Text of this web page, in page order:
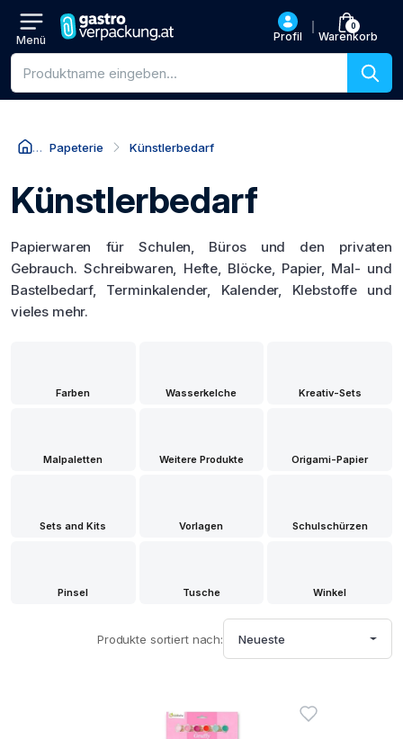
Menü Profil
0
Warenkorb
Produktsuche
Papeterie Künstlerbedarf
Künstlerbedarf
Papierwaren für Schulen, Büros und den privaten
Gebrauch. Schreibwaren, Hefte, Blöcke, Papier, Mal- und
Bastelbedarf, Terminkalender, Kalender, Klebstoffe und
vieles mehr.
Farben Wasserkelche Kreativ-Sets
Malpaletten Weitere Produkte Origami-Papier
Sets and Kits Vorlagen Schulschürzen
Pinsel Tusche Winkel
Produkte sortiert nach: Neueste